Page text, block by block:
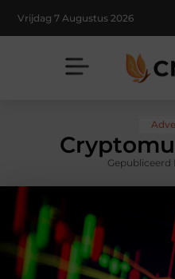
Vrijdag 7 Augustus 2026
Gepubliceerd